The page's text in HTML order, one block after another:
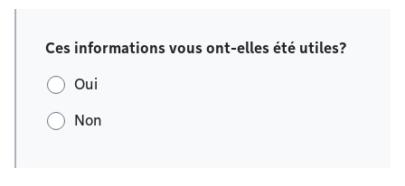
Ces informations vous ont-elles été utiles?
Oui
Non